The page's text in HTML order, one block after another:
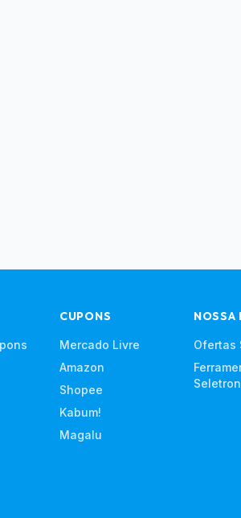
CUPONS
Mercado Livre
Amazon
Shopee
Kabum!
Magalu
NOSSA
Ofertas